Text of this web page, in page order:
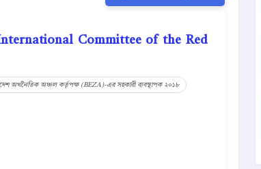
Committee of the Red
অর্থনৈতিক অঞ্চল কর্তৃপক্ষ (BEZA)-এর সহকারী ব্যবস্থাপক ২০১৮